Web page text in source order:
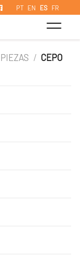
PT EN ES FR
PIEZAS / CEPO